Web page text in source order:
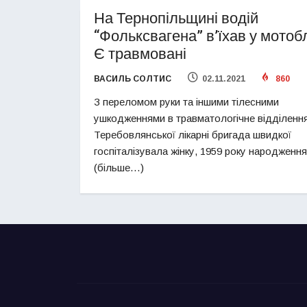
На Тернопільщині водій
“Фольксвагена” в’їхав у
Є травмовані
ВАСИЛЬ СОЛТИС 02.11.2021 860
З переломом руки та іншими тілесними
ушкодженнями в травматологічне
Теребовлянської лікарні бригада швидкої
госпіталізувала жінку, 1959 року
(більше…)